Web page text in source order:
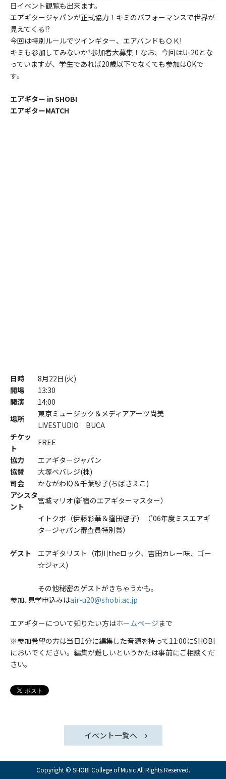
日イベント観覧も出来ます。
エアギタージャパンが正式協力！キミのパフォーマンスで世界が
見えてくる!?
今回は特別ルールでツインギター、エアバンドもＯＫ!
キミも参加してみないか?参加者大募集！なお、今回はU-20とな
っていますが、学生であれば20歳以下でなくても参加はOKで
す。
エアギター in SHOBI
エアギターMATCH
日時
8月22日(火)
開場
13:30
開演
14:00
場所
東京ミュージック＆メディアアーツ尚美
LIVESTUDIO BUCA
チケッ
ト
FREE
協力
エアギタージャパン
協賛
大塚ベバレジ(株)
司会
かながわIQ＆千葉紗子(ちばさえこ)
アシスタ
ント
宮城マリオ(新宿のエアギターマスター）
ゲスト
イトクボ（伊藤彩華＆窪田啓子）（'06年度ミスエアギ
タージャパン審査員特別賞）
エアギタリスト（市川theロック、吉田カレー味、ゴー
☆ジャス)
その他秘密のゲストがきちゃうかも。
参加､見学申込みはair-u20@shobi.ac.jp
エアギターについて知りたい方はホームページまで
※参加希望の方は当日1分に編集した音源を持って11:00にSHOBI
においでください。編集が難しいというかたは事前にご相談くだ
さい。
イベント一覧へ
Copyright © SHOBI College of Music All Rights Reserved.